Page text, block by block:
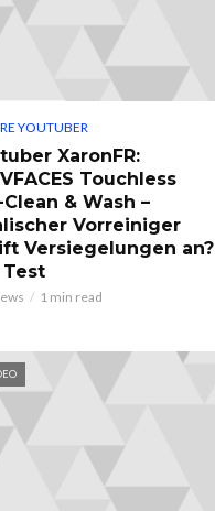
YOUTUBER
XaronFR:
Touchless
Clean & Wash –
Vorreiniger
Versiegelungen an?
1 min read